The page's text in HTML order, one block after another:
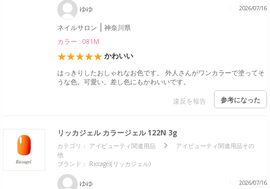
ゆゆ 2026/07/16
ネイルサロン
神奈川県
カラー : 081M
かわいい
はっきりしたおしゃれなお色です。 外人さんがワンカラーで塗ってそ
うな色。可愛い。差し色にもかわいいです。
違反を報告 参考になった
リッカジェル カラージェル 122N 3g
カテゴリ： アイビューティ関連用品
アイビューティ関連用品その
他
ブランド： Riccagel(リッカジェル)
ゆゆ 2026/07/16